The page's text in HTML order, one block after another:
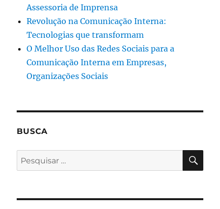
Assessoria de Imprensa
Revolução na Comunicação Interna:
Tecnologias que transformam
O Melhor Uso das Redes Sociais para a
Comunicação Interna em Empresas,
Organizações Sociais
BUSCA
Pesquisar
por: